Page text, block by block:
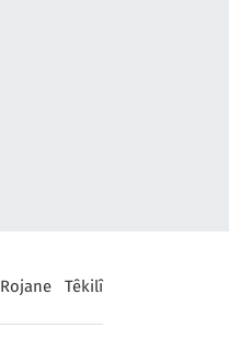
Rojane Têkilî